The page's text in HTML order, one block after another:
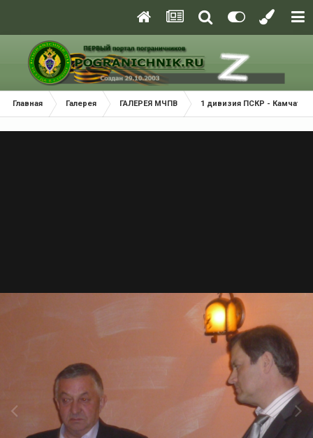
Главная Галерея ГАЛЕРЕЯ МЧПВ 1 дивизия ПСКР - Камчатка